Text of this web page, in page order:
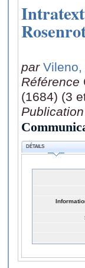
par Vileno,
Référence
(1684) (3
Publication
DÉTAILS